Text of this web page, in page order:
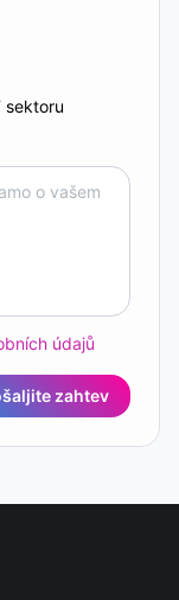
sektoru
údajů
zahtev